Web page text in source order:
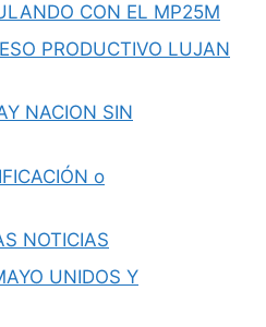
CON EL MP25M
PRODUCTIVO LUJAN
NACION SIN
o
NOTICIAS
UNIDOS Y